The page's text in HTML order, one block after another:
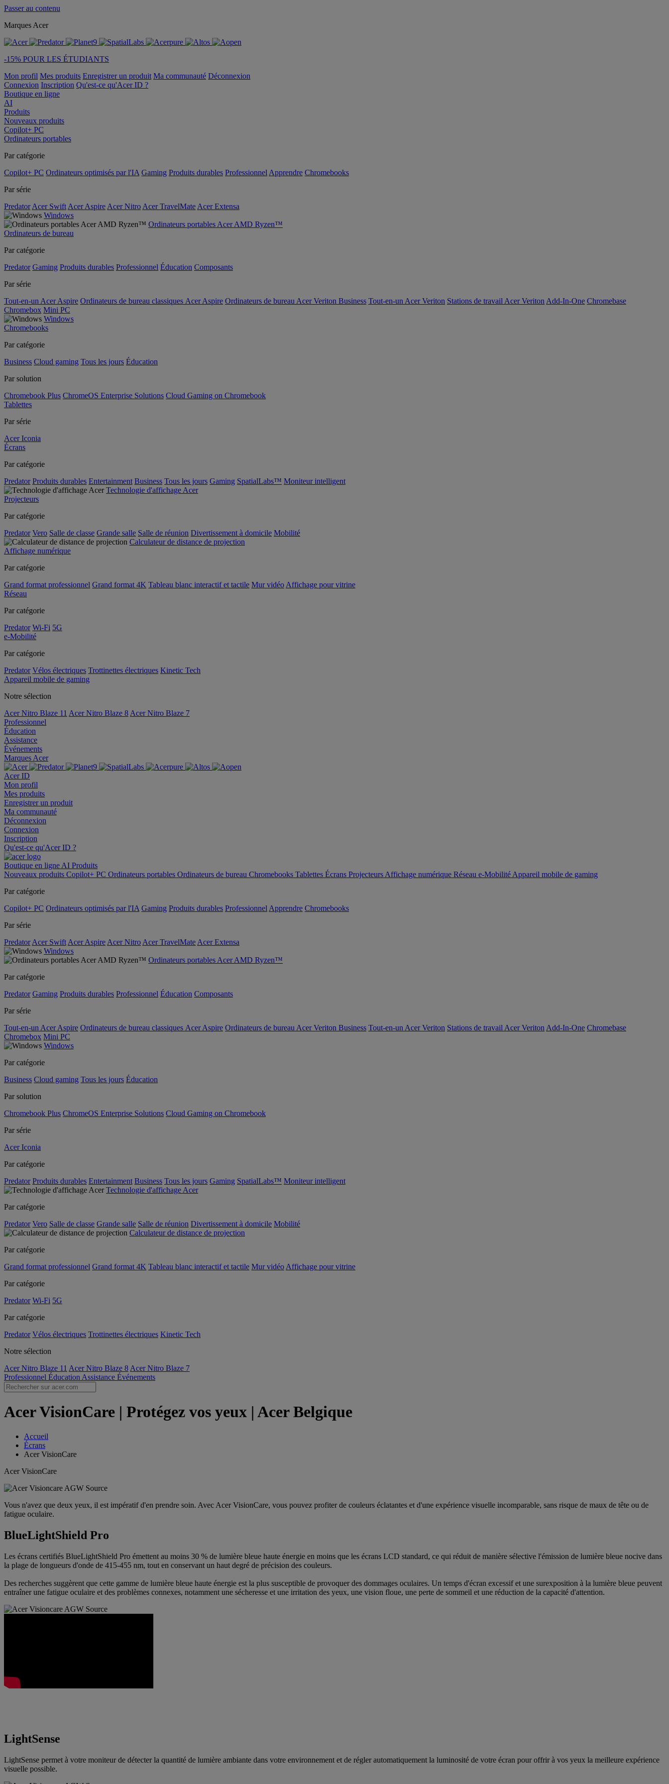
Passer au contenu
Marques Acer
-15% POUR LES ÉTUDIANTS
Mon profil Mes produits Enregistrer un produit Ma communauté Déconnexion
Connexion Inscription Qu'est-ce qu'Acer ID ?
Boutique en ligne
AI
Produits
Nouveaux produits
Copilot+ PC
Ordinateurs portables
Par catégorie
Copilot+ PC Ordinateurs optimisés par l'IA Gaming Produits durables Professionnel Apprendre Chromebooks
Par série
Predator Acer Swift Acer Aspire Acer Nitro Acer TravelMate Acer Extensa
Windows
Ordinateurs portables Acer AMD Ryzen™
Ordinateurs de bureau
Par catégorie
Predator Gaming Produits durables Professionnel Éducation Composants
Par série
Tout-en-un Acer Aspire Ordinateurs de bureau classiques Acer Aspire Ordinateurs de bureau Acer Veriton Business Tout-en-un Acer Veriton Stations de travail Acer Veriton Add-In-One Chromebase
Chromebox Mini PC
Windows
Chromebooks
Par catégorie
Business Cloud gaming Tous les jours Éducation
Par solution
Chromebook Plus ChromeOS Enterprise Solutions Cloud Gaming on Chromebook
Tablettes
Par série
Acer Iconia
Écrans
Par catégorie
Predator Produits durables Entertainment Business Tous les jours Gaming SpatialLabs™ Moniteur intelligent
Technologie d'affichage Acer
Projecteurs
Par catégorie
Predator Vero Salle de classe Grande salle Salle de réunion Divertissement à domicile Mobilité
Calculateur de distance de projection
Affichage numérique
Par catégorie
Grand format professionnel Grand format 4K Tableau blanc interactif et tactile Mur vidéo Affichage pour vitrine
Réseau
Par catégorie
Predator Wi-Fi 5G
e-Mobilité
Par catégorie
Predator Vélos électriques Trottinettes électriques Kinetic Tech
Appareil mobile de gaming
Notre sélection
Acer Nitro Blaze 11 Acer Nitro Blaze 8 Acer Nitro Blaze 7
Professionnel
Éducation
Assistance
Événements
Marques Acer
Acer ID
Mon profil
Mes produits
Enregistrer un produit
Ma communauté
Déconnexion
Connexion
Inscription
Qu'est-ce qu'Acer ID ?
Boutique en ligne AI Produits
Nouveaux produits Copilot+ PC Ordinateurs portables Ordinateurs de bureau Chromebooks Tablettes Écrans Projecteurs Affichage numérique Réseau e-Mobilité Appareil mobile de gaming
Par catégorie
Copilot+ PC Ordinateurs optimisés par l'IA Gaming Produits durables Professionnel Apprendre Chromebooks
Par série
Predator Acer Swift Acer Aspire Acer Nitro Acer TravelMate Acer Extensa
Windows
Ordinateurs portables Acer AMD Ryzen™
Par catégorie
Predator Gaming Produits durables Professionnel Éducation Composants
Par série
Tout-en-un Acer Aspire Ordinateurs de bureau classiques Acer Aspire Ordinateurs de bureau Acer Veriton Business Tout-en-un Acer Veriton Stations de travail Acer Veriton Add-In-One Chromebase
Chromebox Mini PC
Windows
Par catégorie
Business Cloud gaming Tous les jours Éducation
Par solution
Chromebook Plus ChromeOS Enterprise Solutions Cloud Gaming on Chromebook
Par série
Acer Iconia
Par catégorie
Predator Produits durables Entertainment Business Tous les jours Gaming SpatialLabs™ Moniteur intelligent
Technologie d'affichage Acer
Par catégorie
Predator Vero Salle de classe Grande salle Salle de réunion Divertissement à domicile Mobilité
Calculateur de distance de projection
Par catégorie
Grand format professionnel Grand format 4K Tableau blanc interactif et tactile Mur vidéo Affichage pour vitrine
Par catégorie
Predator Wi-Fi 5G
Par catégorie
Predator Vélos électriques Trottinettes électriques Kinetic Tech
Notre sélection
Acer Nitro Blaze 11 Acer Nitro Blaze 8 Acer Nitro Blaze 7
Professionnel Éducation Assistance Événements
Acer VisionCare | Protégez vos yeux | Acer Belgique
Accueil
Écrans
Acer VisionCare
Acer VisionCare
Vous n'avez que deux yeux, il est impératif d'en prendre soin. Avec Acer VisionCare, vous pouvez profiter de couleurs éclatantes et d'une expérience visuelle incomparable, sans risque de maux de tête ou de
fatigue oculaire.
BlueLightShield Pro
Les écrans certifiés BlueLightShield Pro émettent au moins 30 % de lumière bleue haute énergie en moins que les écrans LCD standard, ce qui réduit de manière sélective l'émission de lumière bleue nocive dans
la plage de longueurs d'onde de 415-455 nm, tout en conservant un haut degré de précision des couleurs.
Des recherches suggèrent que cette gamme de lumière bleue haute énergie est la plus susceptible de provoquer des dommages oculaires. Un temps d'écran excessif et une surexposition à la lumière bleue peuvent
entraîner une fatigue oculaire et des problèmes connexes, notamment une sécheresse et une irritation des yeux, une vision floue, une perte de sommeil et une réduction de la capacité d'attention.
LightSense
LightSense permet à votre moniteur de détecter la quantité de lumière ambiante dans votre environnement et de régler automatiquement la luminosité de votre écran pour offrir à vos yeux la meilleure expérience
visuelle possible.